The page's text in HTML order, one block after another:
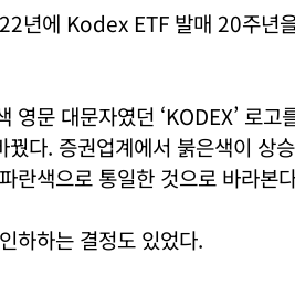
년에 Kodex ETF 발매 20주년
영문 대문자였던 ‘KODEX’ 로
꿨다. 증권업계에서 붉은색이 상
란색으로 통일한 것으로 바라본
하하는 결정도 있었다.